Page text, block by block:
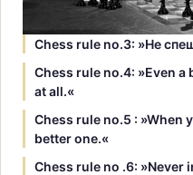
Chess rule no.3: »Hе
Chess rule no.4: »Even
at all.«
Chess rule no.5 : »When
better one.«
Chess rule no .6: »Never